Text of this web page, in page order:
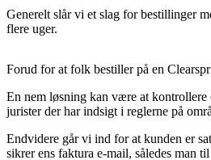
Generelt slår vi et slag for bestillinger
flere uger.
Forud for at folk bestiller på en
En nem løsning kan være at
jurister der har indsigt i reglerne på
Endvidere går vi ind for at kunden er
sikrer ens faktura e-mail, således man